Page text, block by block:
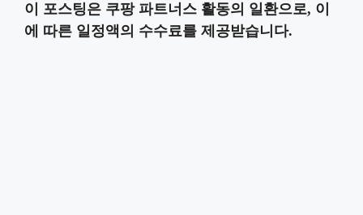
이 포스팅은 쿠팡 파트너스 활동의 일환으로, 이
에 따른 일정액의 수수료를 제공받습니다.